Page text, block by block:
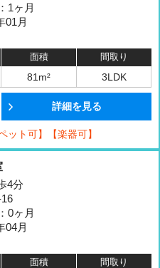
1ヶ月
01月
面積 間取り
81m² 3LDK
詳細を見る
ト可】【楽器可】
4分
0ヶ月
04月
面積 間取り